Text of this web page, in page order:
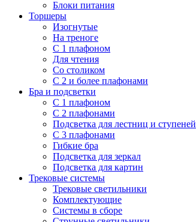
Блоки питания
Торшеры
Изогнутые
На треноге
С 1 плафоном
Для чтения
Со столиком
С 2 и более плафонами
Бра и подсветки
С 1 плафоном
С 2 плафонами
Подсветка для лестниц и ступеней
С 3 плафонами
Гибкие бра
Подсветка для зеркал
Подсветка для картин
Трековые системы
Трековые светильники
Комплектующие
Системы в сборе